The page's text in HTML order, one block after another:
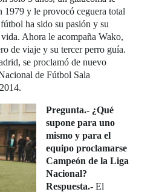
1979 y le provocó ceguera total
ha sido su pasión y su
Ahora le acompaña Wako,
de viaje y su tercer perro guía.
se proclamó de nuevo
de Fútbol Sala
Pregunta.- ¿Qué
supone para uno
mismo y para el
equipo proclamarse
Campeón de la Liga
Nacional?
Respuesta.- El